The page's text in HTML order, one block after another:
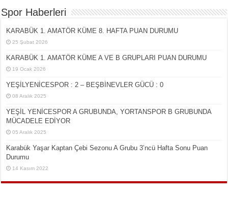
Spor Haberleri
KARABÜK 1. AMATÖR KÜME 8. HAFTA PUAN DURUMU
25 Şubat 2026
KARABÜK 1. AMATÖR KÜME A VE B GRUPLARI PUAN DURUMU
19 Ocak 2026
YEŞİLYENİCESPOR : 2 – BEŞBİNEVLER GÜCÜ : 0
08 Aralık 2025
YEŞİL YENİCESPOR A GRUBUNDA, YORTANSPOR B GRUBUNDA
MÜCADELE EDİYOR
05 Aralık 2025
Karabük Yaşar Kaptan Çebi Sezonu A Grubu 3’ncü Hafta Sonu Puan
Durumu
14 Kasım 2022